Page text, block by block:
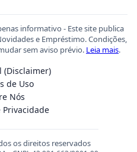
informativo - Este site publica
e Empréstimo. Condições,
sem aviso prévio. Leia mais.
(Disclaimer)
de Uso
Nós
Privacidade
os direitos reservados